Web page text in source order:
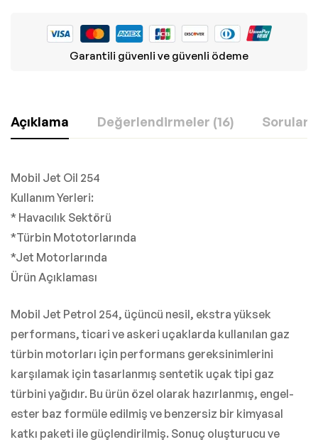
Garantili güvenli ve güvenli ödeme
Açıklama Değerlendirmeler (16) Sorular
Mobil Jet Oil 254
Kullanım Yerleri:
* Havacılık Sektörü
*Türbin Mototorlarında
*Jet Motorlarında
Ürün Açıklaması
Mobil Jet Petrol 254, üçüncü nesil, ekstra yüksek
performans, ticari ve askeri uçaklarda kullanılan gaz
türbin motorları için performans gereksinimlerini
karşılamak için tasarlanmış sentetik uçak tipi gaz
türbini yağıdır. Bu ürün özel olarak hazırlanmış, engel-
ester baz formüle edilmiş ve benzersiz bir kimyasal
katkı paketi ile güçlendirilmiş. Sonuç oluşturucu ve